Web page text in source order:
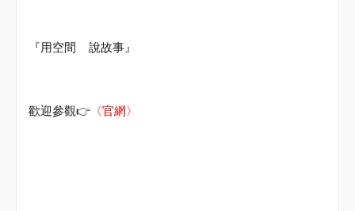
『用空間 說故事』
歡迎參觀👉 〈官網〉